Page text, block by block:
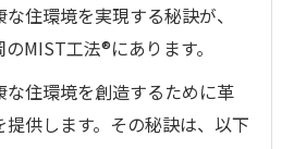
住環境を実現する秘訣が、
MIST工法®にあります。
住環境を創造するために革
供します。その秘訣は、以下